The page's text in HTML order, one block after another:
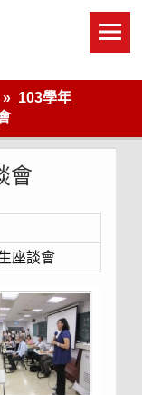
103學年
會
座談會